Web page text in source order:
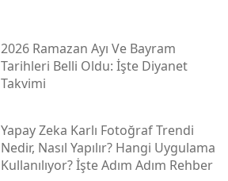
2026 Ramazan Ayı Ve Bayram
Tarihleri Belli Oldu: İşte Diyanet
Takvimi
Yapay Zeka Karlı Fotoğraf Trendi
Nedir, Nasıl Yapılır? Hangi Uygulama
Kullanılıyor? İşte Adım Adım Rehber